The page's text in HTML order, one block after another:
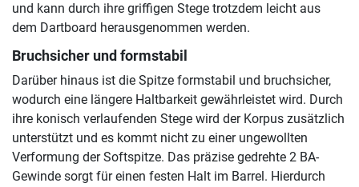
und kann durch ihre griffigen Stege trotzdem leicht aus
dem Dartboard herausgenommen werden.
Bruchsicher und formstabil
Darüber hinaus ist die Spitze formstabil und bruchsicher,
wodurch eine längere Haltbarkeit gewährleistet wird. Durch
ihre konisch verlaufenden Stege wird der Korpus zusätzlich
unterstützt und es kommt nicht zu einer ungewollten
Verformung der Softspitze. Das präzise gedrehte 2 BA-
Gewinde sorgt für einen festen Halt im Barrel. Hierdurch